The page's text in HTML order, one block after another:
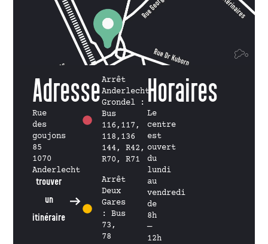
Adresse
Rue
des
goujons
85
1070
Anderlecht
trouver
un
itinéraire
Arrêt
Anderlecht
Grondel :
Bus
116,117,
118,136
144, R42,
R70, R71
Arrêt
Deux
Gares
: Bus
73,
78
Horaires
Le
centre
est
ouvert
du
lundi
au
vendredi
de
8h
—
12h